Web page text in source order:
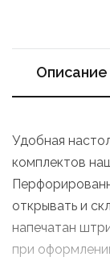
Описание
Удобная
комплектов
открывать и
напечатан
при